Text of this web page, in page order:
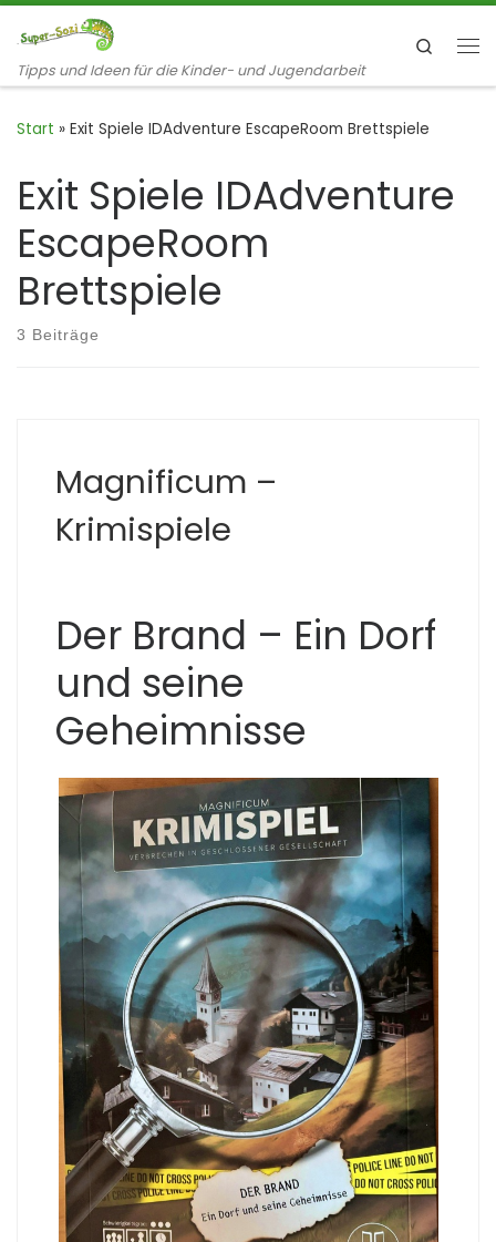
Zum Inhalt springen
Tipps und Ideen für die Kinder- und Jugendarbeit
Search
Start » Exit Spiele IDAdventure EscapeRoom Brettspiele
Exit Spiele IDAdventure
EscapeRoom
Brettspiele
3 Beiträge
Magnificum –
Krimispiele
Der Brand – Ein Dorf
und seine
Geheimnisse